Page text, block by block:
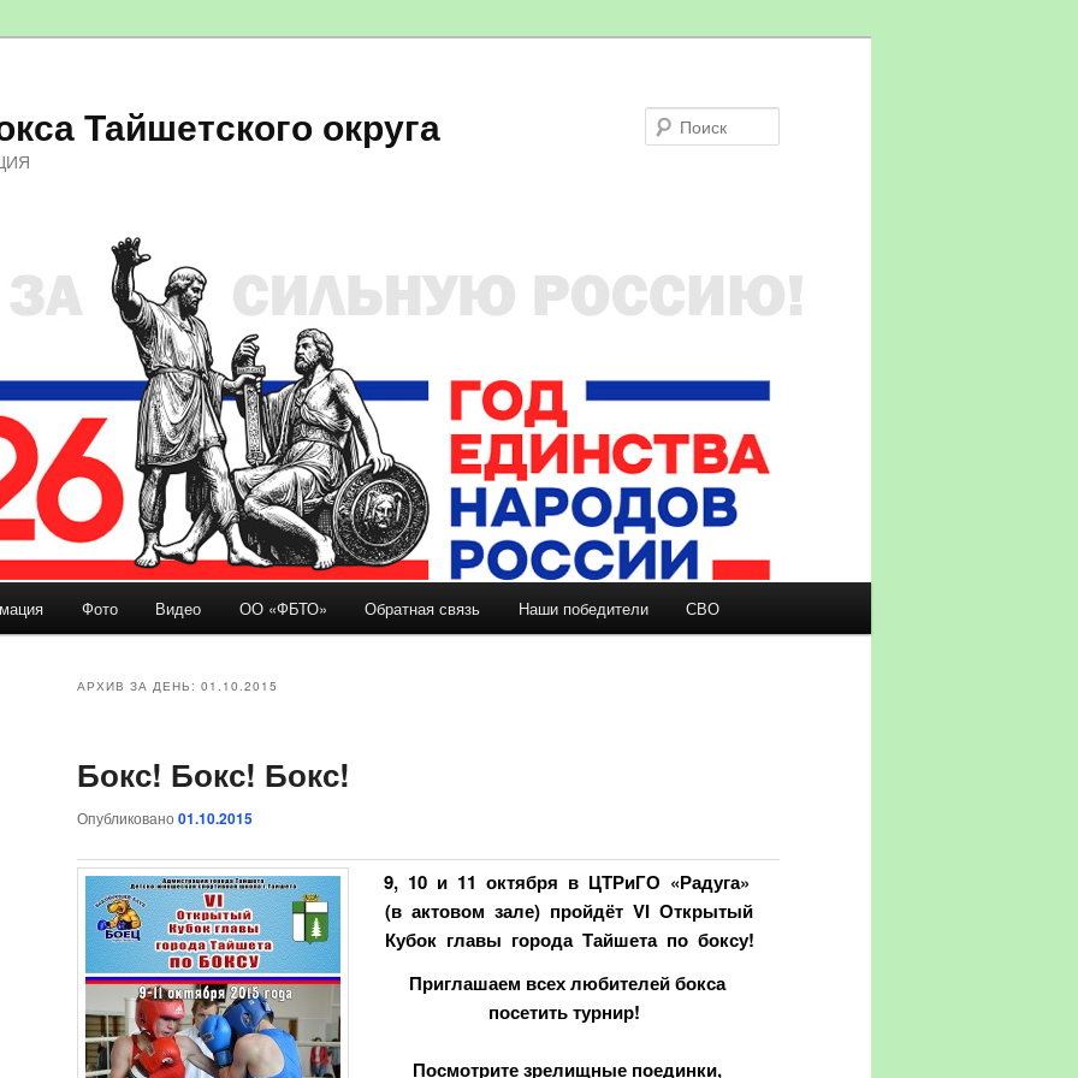
Тайшетского округа
содержимому
Фото Видео ОО «ФБТО» Обратная связь Наши победители СВО
АРХИВ ЗА ДЕНЬ: 01.10.2015
Бокс! Бокс! Бокс!
Опубликовано 01.10.2015
9, 10 и 11 октября в ЦТРиГО «Радуга»
(в актовом зале) пройдёт VI Открытый
Кубок главы города Тайшета по боксу!
Приглашаем всех любителей бокса
посетить турнир!
Посмотрите зрелищные поединки,